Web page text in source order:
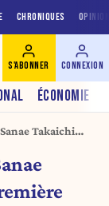
CHRONIQUES
ÉCONOMIE
S'ABONNER CONNEXION
Takaichi
1947